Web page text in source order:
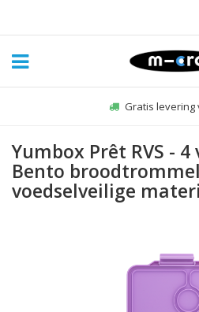
Gratis levering
Yumbox Prêt RVS -
Bento
voedselveilige